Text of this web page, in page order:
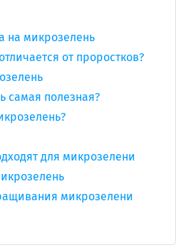
на микрозелень
от проростков?
самая полезная?
для микрозелени
микрозелени